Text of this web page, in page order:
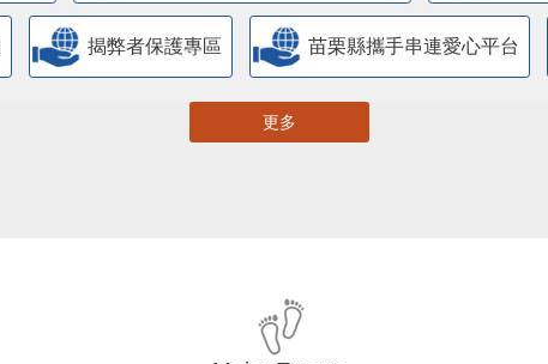
揭弊者保護專區 苗栗縣攜手串連愛心平台
更多